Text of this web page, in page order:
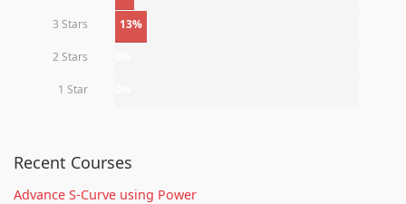
3 Stars 13%
2 Stars
1 Star
Recent Courses
Advance S-Curve using Power